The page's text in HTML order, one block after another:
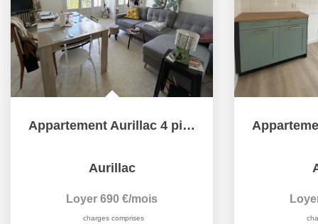
Appartement Aurillac 4 pièces 87 m2
Aurillac
Loyer 690 €/mois
charges comprises